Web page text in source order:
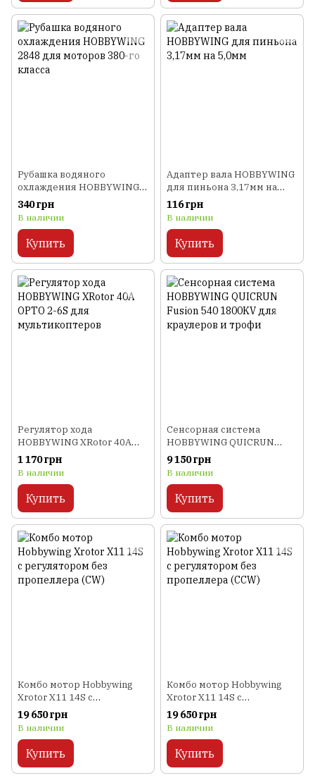
Рубашка водяного
охлаждения HOBBYWING
2848 для моторов 380-го
класса
340 грн
В наличии
Купить
Адаптер вала HOBBYWING
для пиньона 3,17мм на
5,0мм
116 грн
В наличии
Купить
Регулятор хода
HOBBYWING XRotor 40A
OPTO 2-6S для
мультикоптеров
1 170 грн
В наличии
Купить
Сенсорная система
HOBBYWING QUICRUN
Fusion 540 1800KV для
краулеров и трофи
9 150 грн
В наличии
Купить
Комбо мотор Hobbywing
Xrotor X11 14S с
регулятором без
пропеллера (CW)
19 650 грн
В наличии
Купить
Комбо мотор Hobbywing
Xrotor X11 14S с
регулятором без
пропеллера (CCW)
19 650 грн
В наличии
Купить